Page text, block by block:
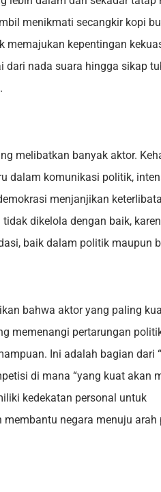
menikmati secangkir kopi
memajukan kepentingan
dari nada suara hingga sikap
melibatkan banyak aktor.
dalam komunikasi politik,
menjanjikan
dikelola dengan baik,
baik dalam politik maupun
bahwa aktor yang paling
memenangi pertarungan
Ini adalah bagian dari
di mana “yang kuat akan
kedekatan personal untuk
negara menuju arah